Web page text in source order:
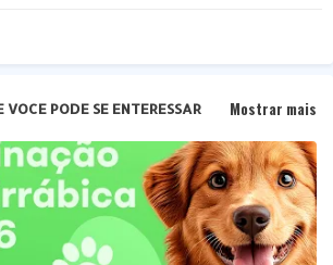
VOCE PODE SE ENTERESSAR Mostrar mais